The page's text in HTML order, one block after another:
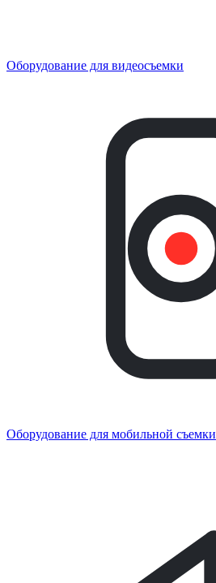
Оборудование для видеосъемки
Оборудование для мобильной съемки